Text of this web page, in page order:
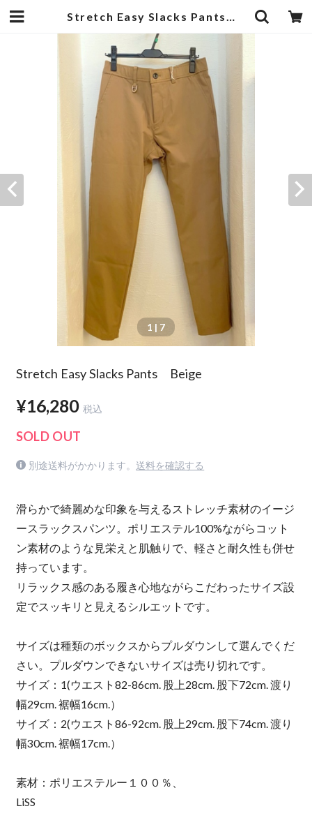
Stretch Easy Slacks Pants Beige | 武蔵小杉のセレクトショップ【ナクール】-nakool-
1 | 7
Stretch Easy Slacks Pants Beige
¥16,280 税込
SOLD OUT
別途送料がかかります。 送料を確認する
滑らかで綺麗めな印象を与えるストレッチ素材のイージ
ースラックスパンツ。ポリエステル100%ながらコット
ン素材のような見栄えと肌触りで、軽さと耐久性も併せ
持っています。
リラックス感のある履き心地ながらこだわったサイズ設
定でスッキリと見えるシルエットです。
サイズは種類のボックスからプルダウンして選んでくだ
さい。プルダウンできないサイズは売り切れです。
サイズ：1(ウエスト82-86cm. 股上28cm. 股下72cm. 渡り
幅29cm. 裾幅16cm.）
サイズ：2(ウエスト86-92cm. 股上29cm. 股下74cm. 渡り
幅30cm. 裾幅17cm.）
素材：ポリエステルー１００％、
LiSS